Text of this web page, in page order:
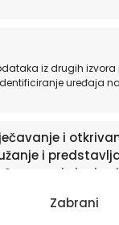
iz drugih
uređaja
i
i
i
Zabrani